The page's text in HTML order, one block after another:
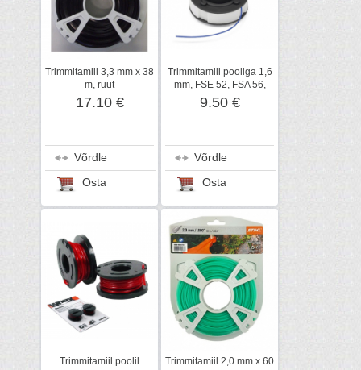
Trimmitamiil 3,3 mm x 38
m, ruut
17.10 €
Võrdle
Osta
Trimmitamiil pooliga 1,6
mm, FSE 52, FSA 56,
STIHL
9.50 €
Võrdle
Osta
Trimmitamiil poolil
Trimmitamiil 2,0 mm x 60